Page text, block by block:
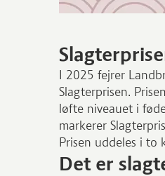
I 2025 fejrer
Slagterprisen.
løfte niveauet i
markerer
Prisen uddeles i to
Det er